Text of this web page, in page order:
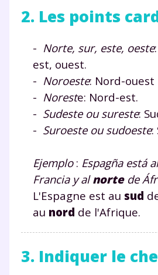
2. Les points
- Norte, sur, este, oeste
est, ouest.
- Noroeste: Nord-ouest
- Noreste: Nord-est.
- Sudeste ou sureste:
- Suroeste ou sudoeste:
Ejemplo: Espagña está
Francia y alnortede
L'Espagne est au sud
au nord de l'Afrique.
3. Indiquer le